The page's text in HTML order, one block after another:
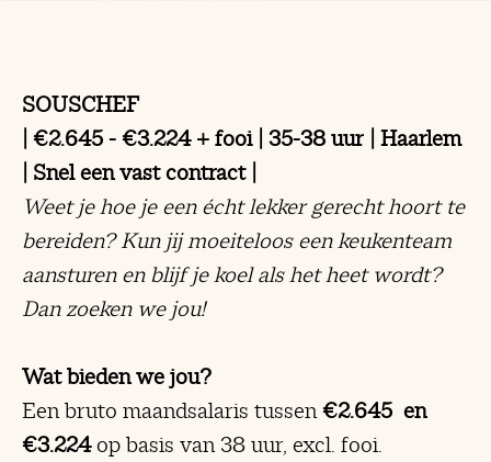
SOUSCHEF
| €2.645 - €3.224 + fooi | 35-38 uur | Haarlem
| Snel een vast contract |
Weet je hoe je een écht lekker gerecht hoort te
bereiden? Kun jij moeiteloos een keukenteam
aansturen en blijf je koel als het heet wordt?
Dan zoeken we jou!
Wat bieden we jou?
Een bruto maandsalaris tussen€2.645 en
€3.224op basis van 38 uur, excl. fooi.